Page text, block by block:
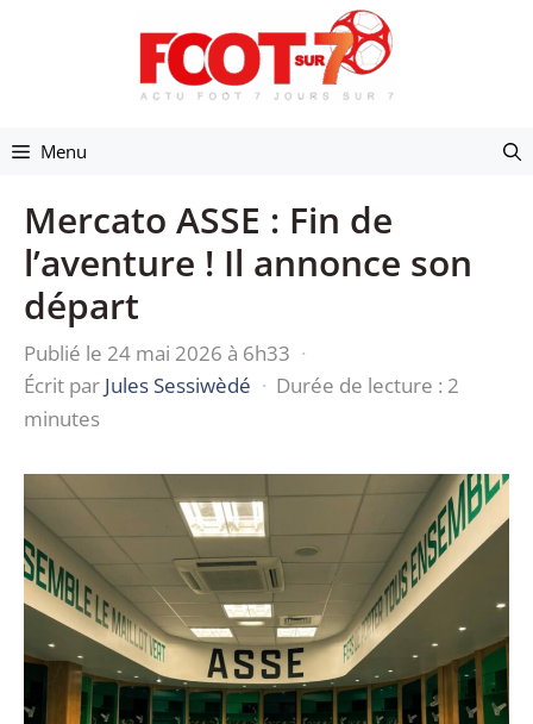
Menu
Mercato ASSE : Fin de
l’aventure ! Il annonce son
départ
Publié le 24 mai 2026 à 6h33 ·
Écrit par Jules Sessiwèdé · Durée de lecture : 2
minutes